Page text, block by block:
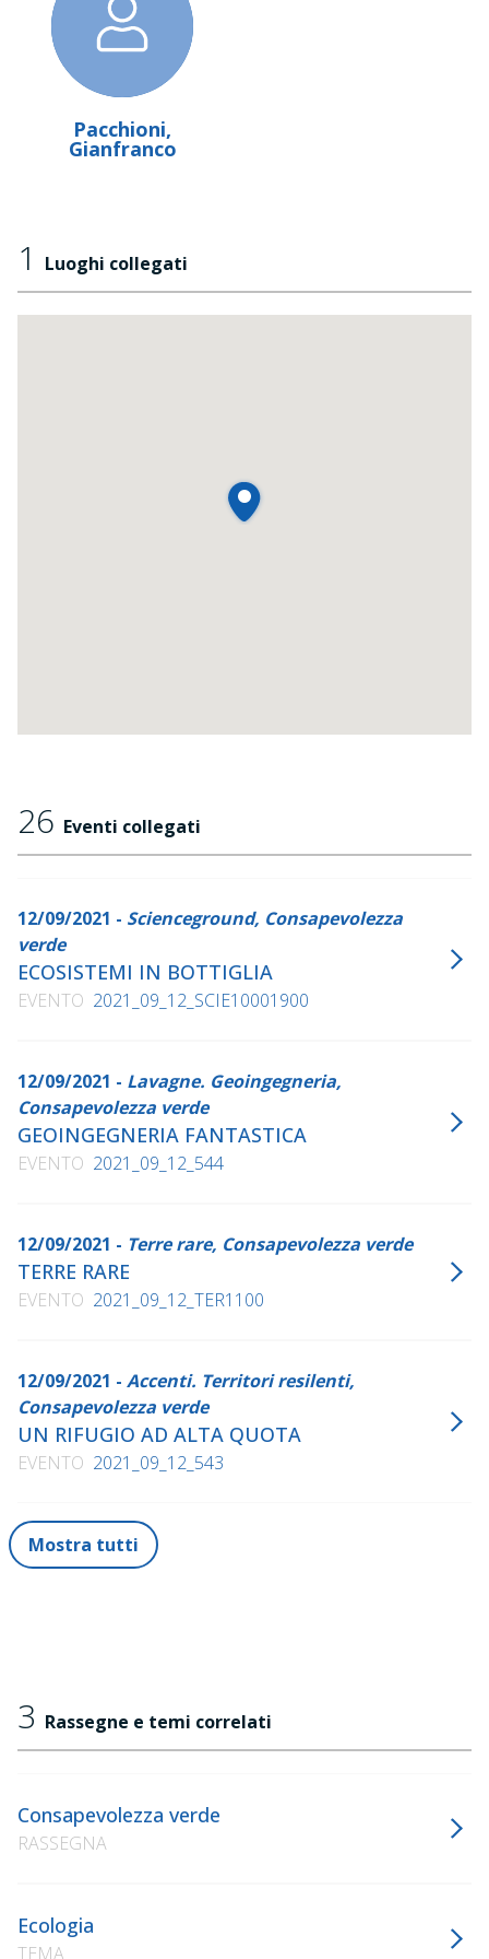
Pacchioni,
Gianfranco
1 Luoghi collegati
26 Eventi collegati
12/09/2021 - Scienceground, Consapevolezza
verde
ECOSISTEMI IN BOTTIGLIA
EVENTO 2021_09_12_SCIE10001900
12/09/2021 - Lavagne. Geoingegneria,
Consapevolezza verde
GEOINGEGNERIA FANTASTICA
EVENTO 2021_09_12_544
12/09/2021 - Terre rare, Consapevolezza verde
TERRE RARE
EVENTO 2021_09_12_TER1100
12/09/2021 - Accenti. Territori resilenti,
Consapevolezza verde
UN RIFUGIO AD ALTA QUOTA
EVENTO 2021_09_12_543
Mostra tutti
3 Rassegne e temi correlati
Consapevolezza verde
RASSEGNA
Ecologia
TEMA